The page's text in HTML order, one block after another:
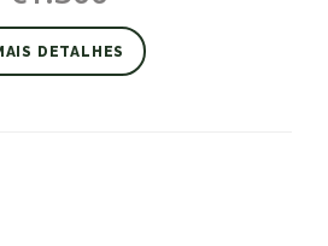
DETALHES